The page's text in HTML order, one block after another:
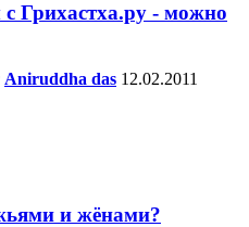
Грихастха.ру - можно
Aniruddha das 12.02.2011
и жёнами?